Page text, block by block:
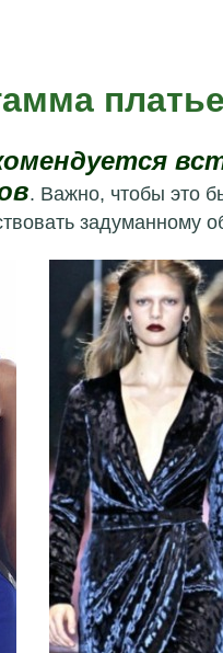
. Важно, чтобы это
задуманному